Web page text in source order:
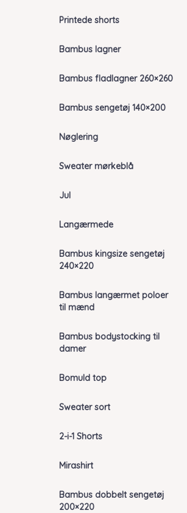
Printede shorts
Bambus lagner
Bambus fladlagner 260×260
Bambus sengetøj 140×200
Nøglering
Sweater mørkeblå
Jul
Langærmede
Bambus kingsize sengetøj
240×220
Bambus langærmet poloer
til mænd
Bambus bodystocking til
damer
Bomuld top
Sweater sort
2-i-1 Shorts
Mirashirt
Bambus dobbelt sengetøj
200×220